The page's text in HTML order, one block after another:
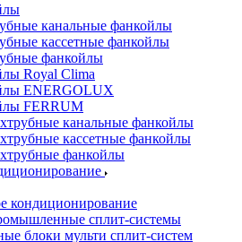
канальные фанкойлы
кассетные фанкойлы
фанкойлы
Royal Clima
ENERGOLUX
FERRUM
канальные фанкойлы
кассетные фанкойлы
фанкойлы
кондиционирование
сплит-системы
блоки мульти сплит-систем